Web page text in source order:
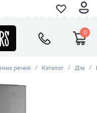
0
речей Каталог Дім